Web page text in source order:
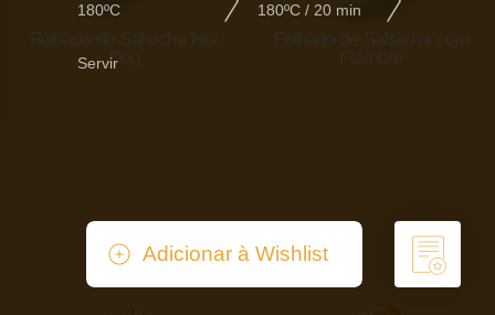
Dog
180ºC
180ºC / 20 min
Servir
Adicionar à Wishlist